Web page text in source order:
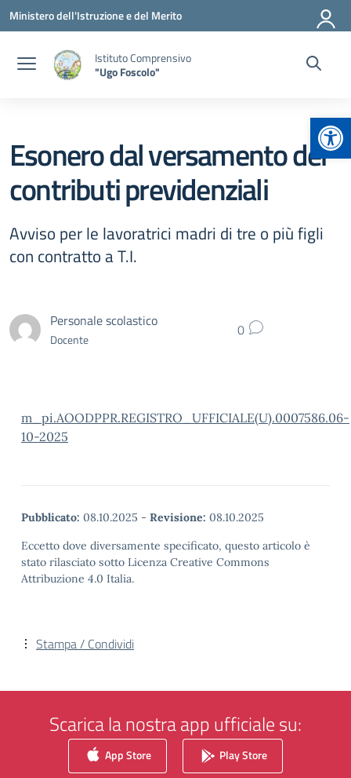
Vai ai contenuti
Vai al menu di navigazione
Vai al footer
Ministero dell'Istruzione e del Merito
Istituto Comprensivo
"Ugo Foscolo"
Esonero dal versamento dei
contributi previdenziali
Avviso per le lavoratrici madri di tre o più figli
con contratto a T.I.
Personale scolastico
Docente 0
m_pi.AOODPPR.REGISTRO_UFFICIALE(U).0007586.06-
10-2025
Pubblicato: 08.10.2025 - Revisione: 08.10.2025
Eccetto dove diversamente specificato, questo articolo è
stato rilasciato sotto Licenza Creative Commons
Attribuzione 4.0 Italia.
Stampa / Condividi
Scarica la nostra app ufficiale su:
App Store Play Store